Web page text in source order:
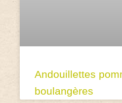
Andouillettes
boulangères